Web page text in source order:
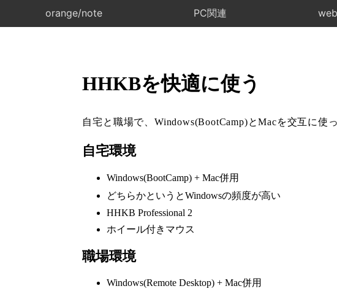
orange/note PC関連
HHKBを快適に使う
自宅と職場で、Windows(BootCamp)とMacを交互に
自宅環境
Windows(BootCamp) + Mac併用
どちらかというとWindowsの頻度が高い
HHKB Professional 2
ホイール付きマウス
職場環境
Windows(Remote Desktop) + Mac併用